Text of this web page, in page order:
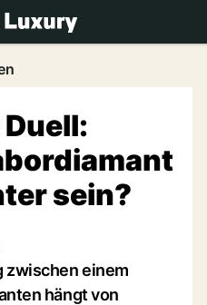
sein?
zwischen einem
hängt von